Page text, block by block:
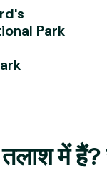
Park
में हैं?